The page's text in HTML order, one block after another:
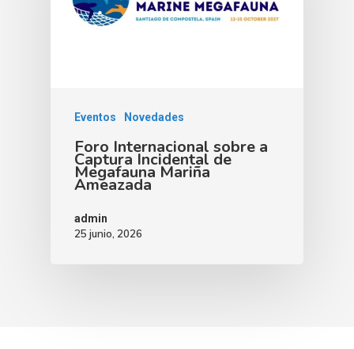
Eventos Novedades
Foro Internacional sobre a
Captura Incidental de
Megafauna Mariña
Ameazada
admin
25 junio, 2026